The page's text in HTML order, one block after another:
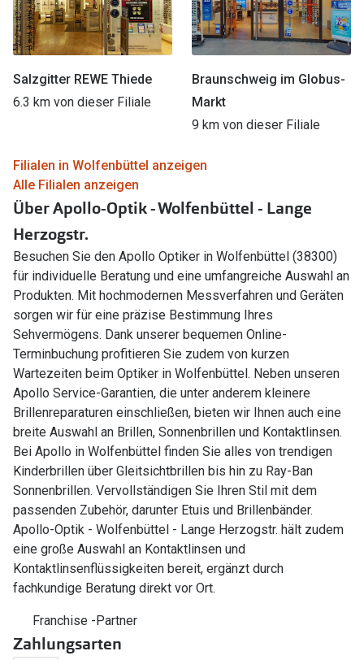
Salzgitter REWE Thiede
6.3 km von dieser Filiale
Braunschweig im Globus-
Markt
9 km von dieser Filiale
Filialen in Wolfenbüttel anzeigen
Alle Filialen anzeigen
Über Apollo-Optik - Wolfenbüttel - Lange
Herzogstr.
Besuchen Sie den Apollo Optiker in Wolfenbüttel (38300)
für individuelle Beratung und eine umfangreiche Auswahl an
Produkten. Mit hochmodernen Messverfahren und Geräten
sorgen wir für eine präzise Bestimmung Ihres
Sehvermögens. Dank unserer bequemen Online-
Terminbuchung profitieren Sie zudem von kurzen
Wartezeiten beim Optiker in Wolfenbüttel. Neben unseren
Apollo Service-Garantien, die unter anderem kleinere
Brillenreparaturen einschließen, bieten wir Ihnen auch eine
breite Auswahl an Brillen, Sonnenbrillen und Kontaktlinsen.
Bei Apollo in Wolfenbüttel finden Sie alles von trendigen
Kinderbrillen über Gleitsichtbrillen bis hin zu Ray-Ban
Sonnenbrillen. Vervollständigen Sie Ihren Stil mit dem
passenden Zubehör, darunter Etuis und Brillenbänder.
Apollo-Optik - Wolfenbüttel - Lange Herzogstr. hält zudem
eine große Auswahl an Kontaktlinsen und
Kontaktlinsenflüssigkeiten bereit, ergänzt durch
fachkundige Beratung direkt vor Ort.
Franchise -Partner
Zahlungsarten